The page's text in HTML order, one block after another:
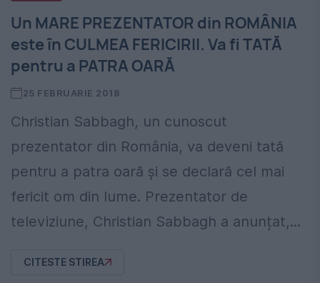
Un MARE PREZENTATOR din ROMÂNIA
este în CULMEA FERICIRII. Va fi TATĂ
pentru a PATRA OARĂ
25 FEBRUARIE 2018
Christian Sabbagh, un cunoscut
prezentator din România, va deveni tată
pentru a patra oară și se declară cel mai
fericit om din lume. Prezentator de
televiziune, Christian Sabbagh a anunțat,...
CITESTE STIREA